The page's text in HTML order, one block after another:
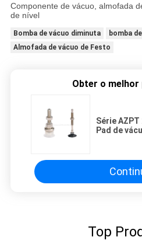
Componente de vácuo, almofada
de nível
Bomba de vácuo diminuta
bomba
Almofada de vácuo de Festo
Obter o melhor
Série AZPT
Pad de
Top